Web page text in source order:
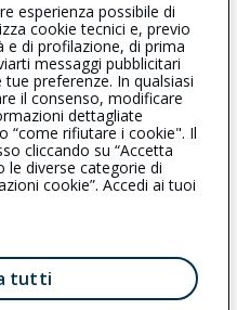
dell’IVASS. Consulta il
Il Gruppo Generali
|
Accessibilità
esperienza possibile di
cookie tecnici e, previo
di profilazione, di prima
messaggi pubblicitari
preferenze. In qualsiasi
il consenso, modificare
dettagliate
“come rifiutare i cookie". Il
cliccando su “Accetta
le diverse categorie di
cookie”. Accedi ai tuoi
tutti